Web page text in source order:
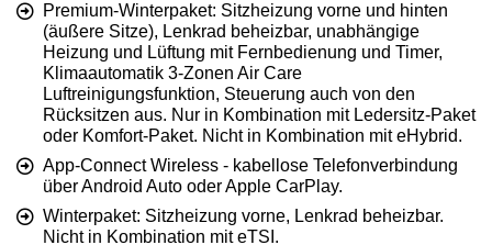
Premium-Winterpaket: Sitzheizung vorne und hinten
(äußere Sitze), Lenkrad beheizbar, unabhängige
Heizung und Lüftung mit Fernbedienung und Timer,
Klimaautomatik 3-Zonen Air Care
Luftreinigungsfunktion, Steuerung auch von den
Rücksitzen aus. Nur in Kombination mit Ledersitz-Paket
oder Komfort-Paket. Nicht in Kombination mit eHybrid.
App-Connect Wireless - kabellose Telefonverbindung
über Android Auto oder Apple CarPlay.
Winterpaket: Sitzheizung vorne, Lenkrad beheizbar.
Nicht in Kombination mit eTSI.